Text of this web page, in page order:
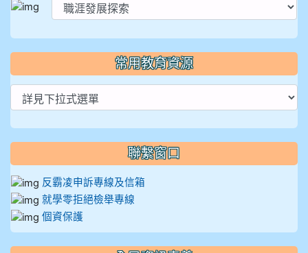
常用教育資源
聯繫窗口
反霸凌申訴專線及信箱
就學零拒絕檢舉專線
個資保護